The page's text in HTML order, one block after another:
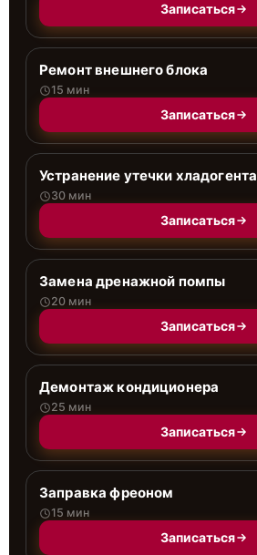
Записаться
Ремонт внешнего блока
15 мин
Записаться
Устранение утечки хладогента
30 мин
Записаться
Замена дренажной помпы
20 мин
Записаться
Демонтаж кондиционера
25 мин
Записаться
Заправка фреоном
15 мин
Записаться